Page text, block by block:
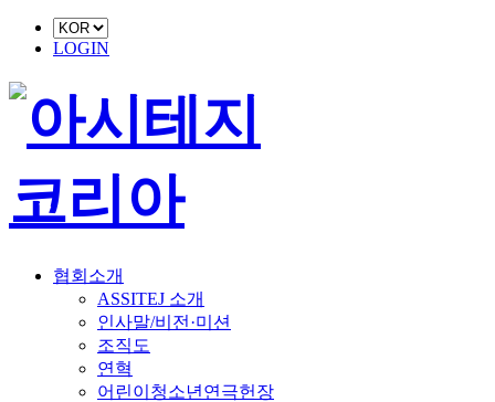
LOGIN
협회소개
ASSITEJ 소개
인사말/비전·미션
조직도
연혁
어린이청소년연극헌장